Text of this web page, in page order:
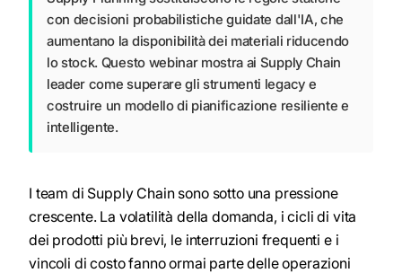
con decisioni probabilistiche guidate dall'IA, che
aumentano la disponibilità dei materiali riducendo
lo stock. Questo webinar mostra ai Supply Chain
leader come superare gli strumenti legacy e
costruire un modello di pianificazione resiliente e
intelligente.
I team di Supply Chain sono sotto una pressione
crescente. La volatilità della domanda, i cicli di vita
dei prodotti più brevi, le interruzioni frequenti e i
vincoli di costo fanno ormai parte delle operazioni